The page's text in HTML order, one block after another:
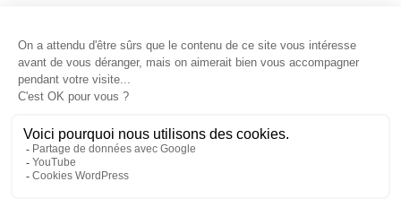
répondre dans les meilleurs délais.